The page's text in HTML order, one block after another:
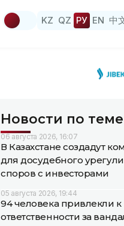
KZ QZ РУ EN 中
Новости по теме
06 августа 2026, 16:07
В Казахстане создадут
для досудебного
споров с инвесторами
05 августа 2026, 19:44
94 человека привлекли к
ответственности за